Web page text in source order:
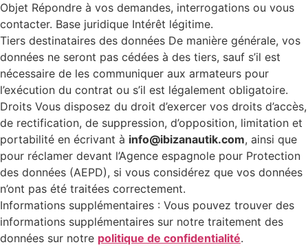
Objet Répondre à vos demandes, interrogations ou vous
contacter. Base juridique Intérêt légitime.
Tiers destinataires des données De manière générale, vos
données ne seront pas cédées à des tiers, sauf s’il est
nécessaire de les communiquer aux armateurs pour
l’exécution du contrat ou s’il est légalement obligatoire.
Droits Vous disposez du droit d’exercer vos droits d’accès,
de rectification, de suppression, d’opposition, limitation et
portabilité en écrivant à info@ibizanautik.com, ainsi que
pour réclamer devant l’Agence espagnole pour Protection
des données (AEPD), si vous considérez que vos données
n’ont pas été traitées correctement.
Informations supplémentaires : Vous pouvez trouver des
informations supplémentaires sur notre traitement des
données sur notre politique de confidentialité.